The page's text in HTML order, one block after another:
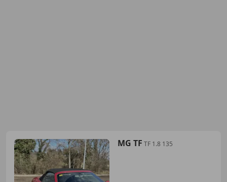
MG TF TF 1.8 135